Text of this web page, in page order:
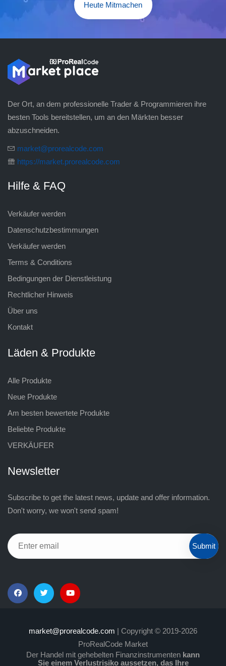
Heute Mitmachen
Der Ort, an dem professionelle Trader & Programmieren ihre
besten Tools bereitstellen, um an den Märkten besser
abzuschneiden.
market@prorealcode.com
https://market.prorealcode.com
Hilfe & FAQ
Verkäufer werden
Datenschutzbestimmungen
Verkäufer werden
Terms & Conditions
Bedingungen der Dienstleistung
Rechtlicher Hinweis
Über uns
Kontakt
Läden & Produkte
Alle Produkte
Neue Produkte
Am besten bewertete Produkte
Beliebte Produkte
VERKÄUFER
Newsletter
Subscribe to get the latest news, update and offer information.
Don't worry, we won't send spam!
Submit
market@prorealcode.com | Copyright © 2019-2026
ProRealCode Market
Der Handel mit gehebelten Finanzinstrumenten kann
Sie einem Verlustrisiko aussetzen, das Ihre